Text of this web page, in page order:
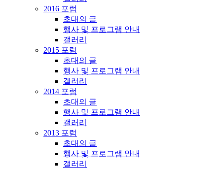
2016 포럼
초대의 글
행사 및 프로그램 안내
갤러리
2015 포럼
초대의 글
행사 및 프로그램 안내
갤러리
2014 포럼
초대의 글
행사 및 프로그램 안내
갤러리
2013 포럼
초대의 글
행사 및 프로그램 안내
갤러리